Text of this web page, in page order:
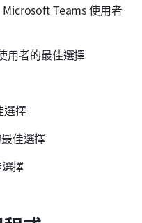
Teams 使用者
用者的最佳選擇
選擇
佳選擇
擇